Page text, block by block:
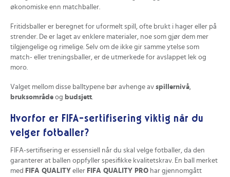
økonomiske enn matchballer.
Fritidsballer er beregnet for uformelt spill, ofte brukt i hager eller på
strender. De er laget av enklere materialer, noe som gjør dem mer
tilgjengelige og rimelige. Selv om de ikke gir samme ytelse som
match- eller treningsballer, er de utmerkede for avslappet lek og
moro.
Valget mellom disse balltypene bør avhenge av spillernivå,
bruksområde og budsjett.
Hvorfor er FIFA-sertifisering viktig når du
velger fotballer?
FIFA-sertifisering er essensiell når du skal velge fotballer, da den
garanterer at ballen oppfyller spesifikke kvalitetskrav. En ball merket
med FIFA QUALITY eller FIFA QUALITY PRO har gjennomgått